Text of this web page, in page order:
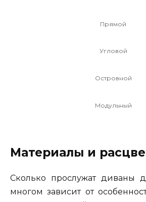
Прямой
Угловой
Островной
Модульный
Материалы и
Сколько прослужат диваны
многом зависит от